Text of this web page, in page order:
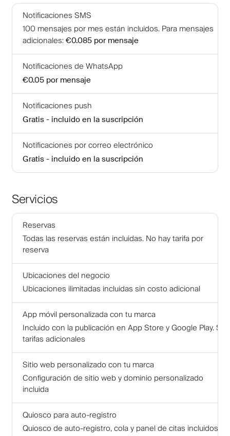
Notificaciones SMS
100 mensajes por mes están incluidos. Para mensajes
adicionales: €0.085 por mensaje
Notificaciones de WhatsApp
€0.05 por mensaje
Notificaciones push
Gratis - incluido en la suscripción
Notificaciones por correo electrónico
Gratis - incluido en la suscripción
Servicios
Reservas
Todas las reservas están incluidas. No hay tarifa por
reserva
Ubicaciones del negocio
Ubicaciones ilimitadas incluidas sin costo adicional
App móvil personalizada con tu marca
Incluido con la publicación en App Store y Google Play. Sin
tarifas adicionales
Sitio web personalizado con tu marca
Configuración de sitio web y dominio personalizado
incluida
Quiosco para auto-registro
Quiosco de auto-registro, cola y panel de citas incluidos